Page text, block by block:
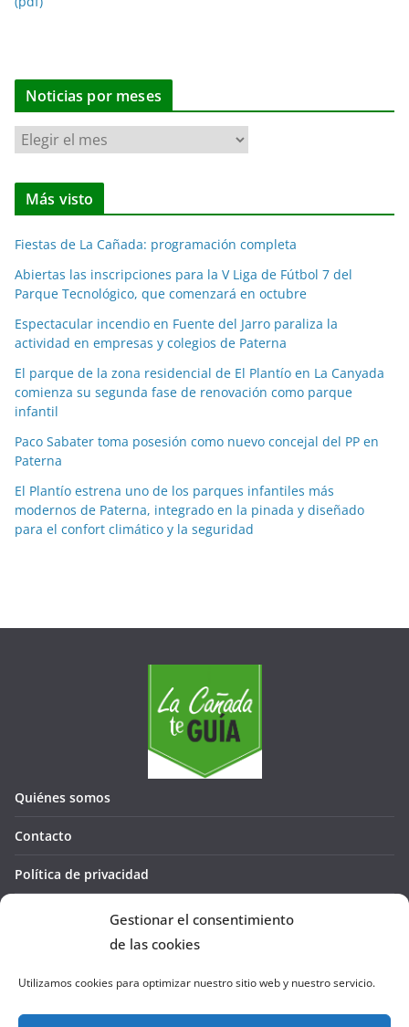
Gestionar el consentimiento
de las cookies
Utilizamos cookies para optimizar nuestro sitio web y nuestro servicio.
Noticias por meses
N
o
t
i
a
s
p
o
m
e
e
Más visto
Fiestas de La Cañada: programación completa
Abiertas las inscripciones para la V Liga de Fútbol 7 del
Parque Tecnológico, que comenzará en octubre
Espectacular incendio en Fuente del Jarro paraliza la
actividad en empresas y colegios de Paterna
El parque de la zona residencial de El Plantío en La Canyada
comienza su segunda fase de renovación como parque
infantil
Paco Sabater toma posesión como nuevo concejal del PP en
Paterna
El Plantío estrena uno de los parques infantiles más
modernos de Paterna, integrado en la pinada y diseñado
para el confort climático y la seguridad
Quiénes somos
Contacto
Política de privacidad
Política de cookies (UE)